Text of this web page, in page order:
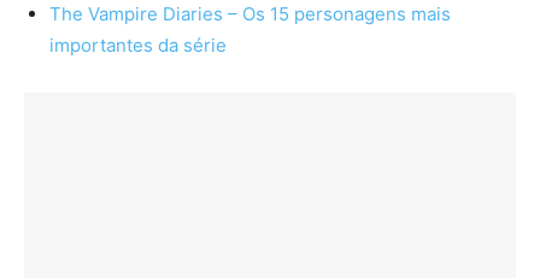
The Vampire Diaries – Os 15 personagens mais
importantes da série